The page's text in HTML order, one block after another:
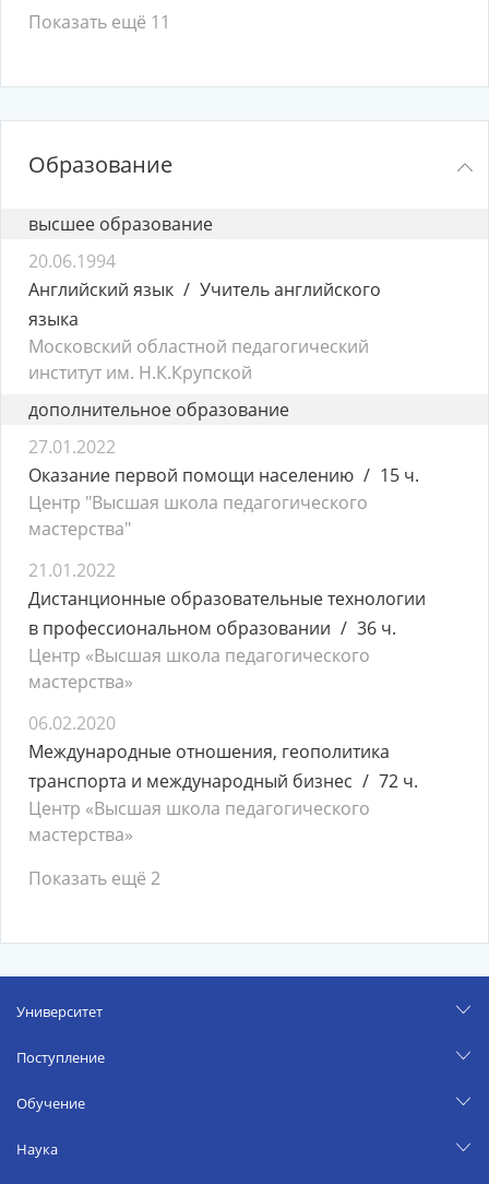
Показать ещё 11
Образование
высшее образование
20.06.1994
Английский язык
Учитель английского
языка
Московский областной педагогический
институт им. Н.К.Крупской
дополнительное образование
27.01.2022
Оказание первой помощи населению
15 ч.
Центр "Высшая школа педагогического
мастерства"
21.01.2022
Дистанционные образовательные технологии
в профессиональном образовании
36 ч.
Центр «Высшая школа педагогического
мастерства»
06.02.2020
Международные отношения, геополитика
транспорта и международный бизнес
72 ч.
Центр «Высшая школа педагогического
мастерства»
Показать ещё 2
Университет
Поступление
Обучение
Наука